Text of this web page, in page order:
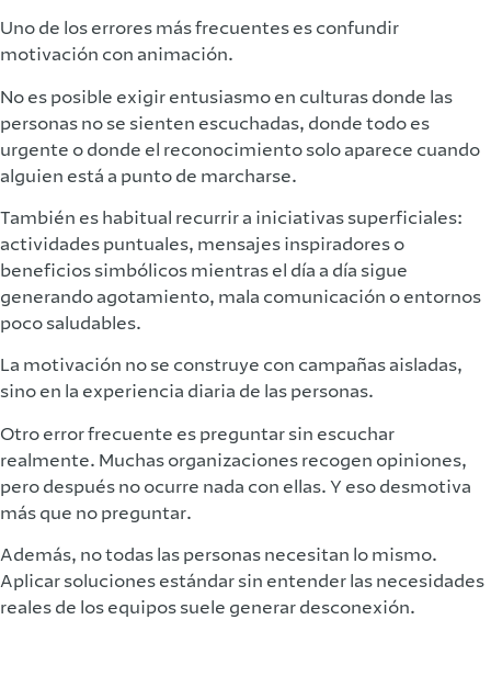
Uno de los errores más frecuentes es confundir
motivación con animación.
No es posible exigir entusiasmo en culturas donde las
personas no se sienten escuchadas, donde todo es
urgente o donde el reconocimiento solo aparece cuando
alguien está a punto de marcharse.
También es habitual recurrir a iniciativas superficiales:
actividades puntuales, mensajes inspiradores o
beneficios simbólicos mientras el día a día sigue
generando agotamiento, mala comunicación o entornos
poco saludables.
La motivación no se construye con campañas aisladas,
sino en la experiencia diaria de las personas.
Otro error frecuente es preguntar sin escuchar
realmente. Muchas organizaciones recogen opiniones,
pero después no ocurre nada con ellas. Y eso desmotiva
más que no preguntar.
Además, no todas las personas necesitan lo mismo.
Aplicar soluciones estándar sin entender las necesidades
reales de los equipos suele generar desconexión.